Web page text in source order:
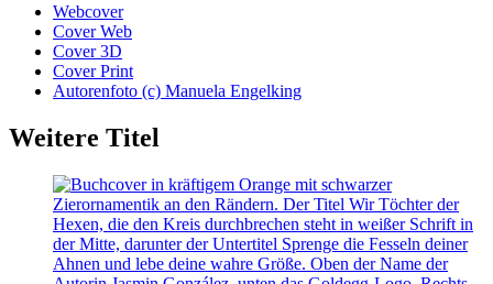
Webcover
Cover Web
Cover 3D
Cover Print
Autorenfoto (c) Manuela Engelking
Weitere Titel